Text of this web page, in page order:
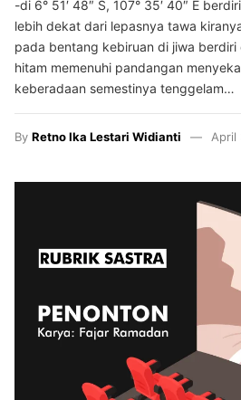
-di 6° 51′ 48″ S, 107° 35′ 40″ E
lebih dekat dari lepasnya tawa
pada bentang kebiruan di jiwa
hitam memenuhi pandangan
keberadaan semestinya tenggelam…
By Retno Ika Lestari Widianti April